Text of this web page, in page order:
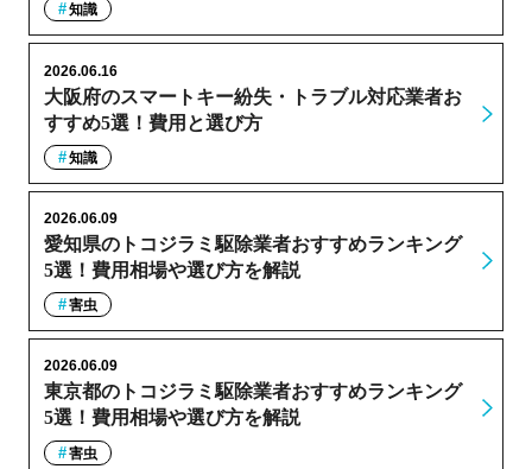
知識
大阪府のスマートキー紛失・トラブル対応業者お
すすめ5選！費用と選び方
2026.06.16
知識
愛知県のトコジラミ駆除業者おすすめランキング
5選！費用相場や選び方を解説
2026.06.09
害虫
東京都のトコジラミ駆除業者おすすめランキング
5選！費用相場や選び方を解説
2026.06.09
害虫